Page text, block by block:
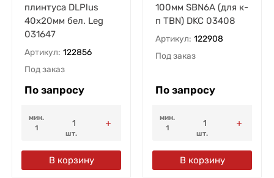
плинтуса DLPlus
40х20мм бел. Leg
031647
Артикул: 122856
Под заказ
По запросу
мин.
1
шт.
В корзину
100мм SBN6A (для к-
п TBN) DKC 03408
Артикул: 122908
Под заказ
По запросу
мин.
1
шт.
В корзину